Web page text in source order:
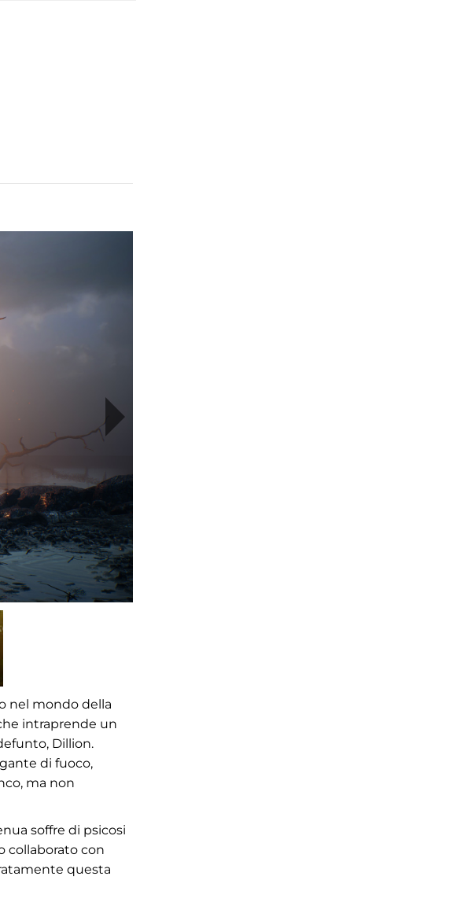
nel mondo della
intraprende un
Dillion.
di fuoco,
ma non
soffre di psicosi
collaborato con
questa